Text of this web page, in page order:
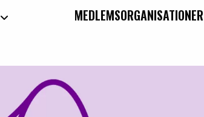
MEDLEMSORGANISATIONER